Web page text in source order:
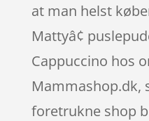
at man helst
Mattyâ¢
Cappuccino hos
Mammashop.dk,
foretrukne shop